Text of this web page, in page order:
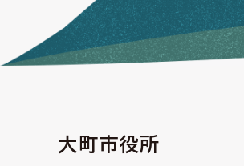
大町市役所